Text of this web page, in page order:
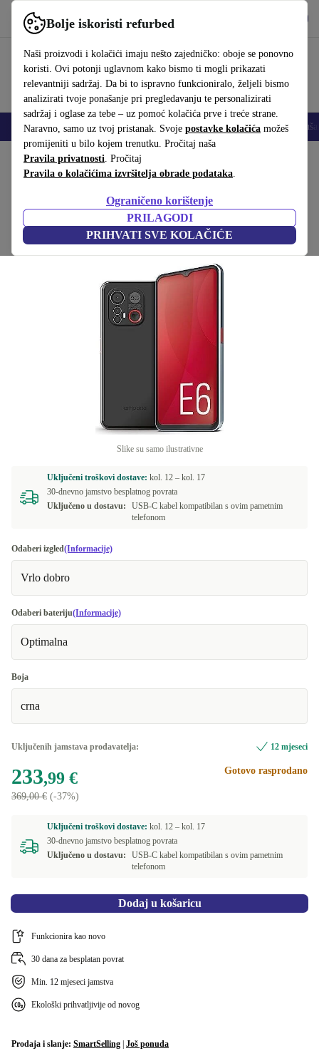
Bolje iskoristi refurbed
Naši proizvodi i kolačići imaju nešto zajedničko: oboje se ponovno
koristi. Ovi potonji uglavnom kako bismo ti mogli prikazati
relevantniji sadržaj. Da bi to ispravno funkcioniralo, željeli bismo
analizirati tvoje ponašanje pri pregledavanju te personalizirati
sadržaj i oglase za tebe – uz pomoć kolačića prve i treće strane.
Naravno, samo uz tvoj pristanak. Svoje postavke kolačića možeš
promijeniti u bilo kojem trenutku. Pročitaj naša
Pravila privatnosti. Pročitaj
Pravila o kolačićima izvršitelja obrade podataka.
Ograničeno korištenje
PRILAGODI
PRIHVATI SVE KOLAČIĆE
Koristi refurbed brzo i jednostavno
Mobiteli Prijenosna računala Tableti Pametni satovi Dodaci
Početna stranica Proizvodi Mobiteli i pametni telefoni
Emporia Smart 6
crna
(Prikupljanje recenzija)
233,99 €
Slike su samo ilustrativne
Uključeni troškovi dostave: kol. 12 – kol. 17
30-dnevno jamstvo besplatnog povrata
Uključeno u dostavu:
USB-C kabel kompatibilan s ovim pametnim
telefonom
Odaberi izgled(Informacije)
Vrlo dobro
Odaberi bateriju(Informacije)
Optimalna
Boja
crna
Uključenih jamstava prodavatelja: 12 mjeseci
233,99 €
369,00 € (-37%)
Gotovo rasprodano
Uključeni troškovi dostave: kol. 12 – kol. 17
30-dnevno jamstvo besplatnog povrata
Uključeno u dostavu:
USB-C kabel kompatibilan s ovim pametnim
telefonom
Dodaj u košaricu
Funkcionira kao novo
30 dana za besplatan povrat
Min. 12 mjeseci jamstva
Ekološki prihvatljivije od novog
Prodaja i slanje: SmartSelling Još ponuda